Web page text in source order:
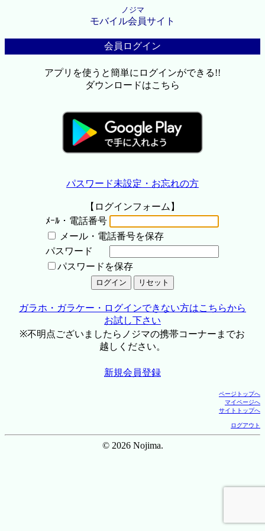
ノジマ
モバイル会員サイト
会員ログイン
アプリを使うと簡単にログインができる!!
ダウンロードはこちら
パスワード未設定・お忘れの方
【ログインフォーム】
ﾒｰﾙ・電話番号
メール・電話番号を保存
パスワード
パスワードを保存
ガラホ・ガラケー・ログインできない方はこちらから
お試し下さい
※不明点ございましたらノジマの携帯コーナーまでお
越しください。
新規会員登録
ページトップへ
マイページへ
サイトトップへ
ログアウト
© 2026 Nojima.